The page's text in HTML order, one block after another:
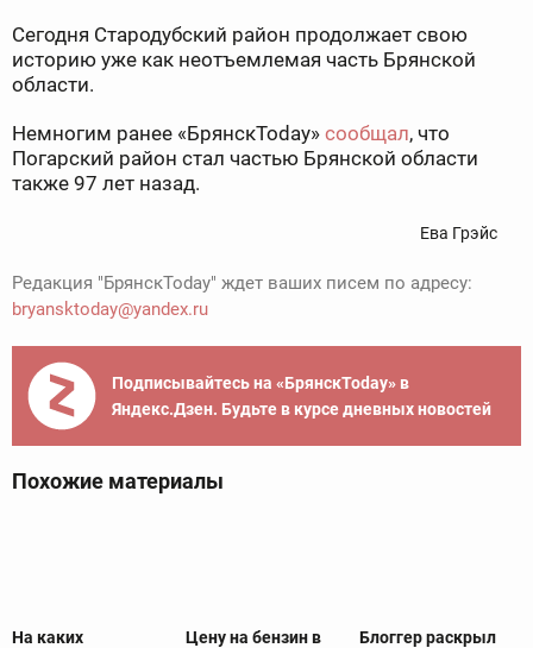
Сегодня Стародубский район продолжает свою
историю уже как неотъемлемая часть Брянской
области.
Немногим ранее «БрянскToday» сообщал, что
Погарский район стал частью Брянской области
также 97 лет назад.
Ева Грэйс
Редакция "БрянскToday" ждет ваших писем по адресу:
bryansktoday@yandex.ru
Подписывайтесь на «БрянскToday» в
Яндекс.Дзен. Будьте в курсе дневных новостей
Похожие материалы
На каких
Цену на бензин в
Блоггер раскрыл